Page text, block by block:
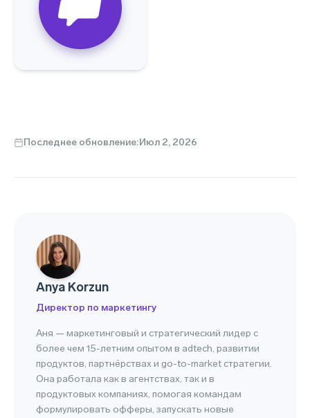
Последнее обновление:Июл 2, 2026
Anya Korzun
Директор по маркетингу
Аня — маркетинговый и стратегический лидер с
более чем 15-летним опытом в adtech, развитии
продуктов, партнёрствах и go-to-market стратегии.
Она работала как в агентствах, так и в
продуктовых компаниях, помогая командам
формулировать офферы, запускать новые